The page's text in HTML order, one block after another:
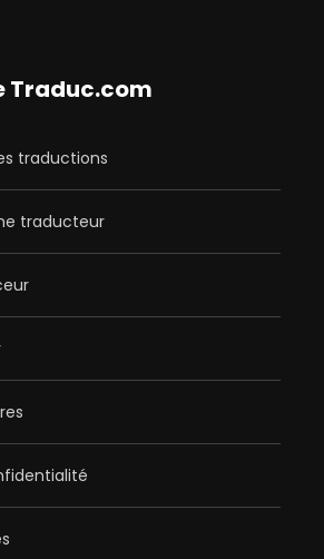
Traduc.com
traductions
traducteur